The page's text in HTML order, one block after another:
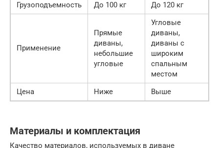
Грузоподъемность
До 100 кг До 120 кг
Применение
Прямые
диваны,
небольшие
угловые
Угловые
диваны,
диваны с
широким
спальным
местом
Цена
Ниже Выше
Материалы и комплектация
Качество материалов, используемых в диване